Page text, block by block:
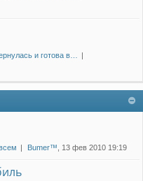
и готова в…
Bumer™ , 13 фев 2010 19:19